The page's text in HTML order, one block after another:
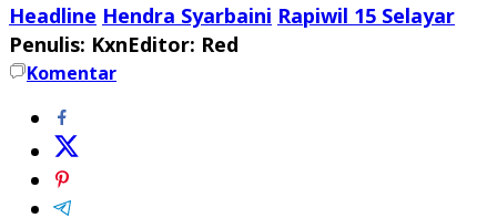
Headline Hendra Syarbaini Rapiwil 15 Selayar
Penulis: KxnEditor: Red
Komentar